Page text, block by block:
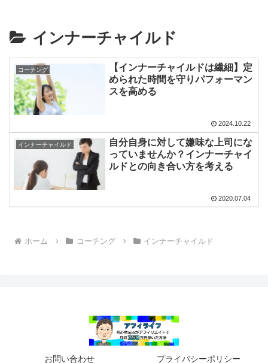
インナーチャイルド
コーチング
【インナーチャイルドは繊細】定
められた時間を守りパフォーマン
スを高める
2024.10.22
インナーチャイルド
自分自身に対して嫌味な上司にな
っていませんか？インナーチャイ
ルドとの向き合い方を考える
2020.07.04
ホーム コーチング インナーチャイルド
お問い合わせ プライバシーポリシー